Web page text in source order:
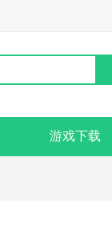
游戏下载